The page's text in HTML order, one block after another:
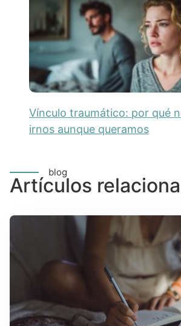
Vínculo traumático: por qué
irnos aunque queramos
blog
Artículos